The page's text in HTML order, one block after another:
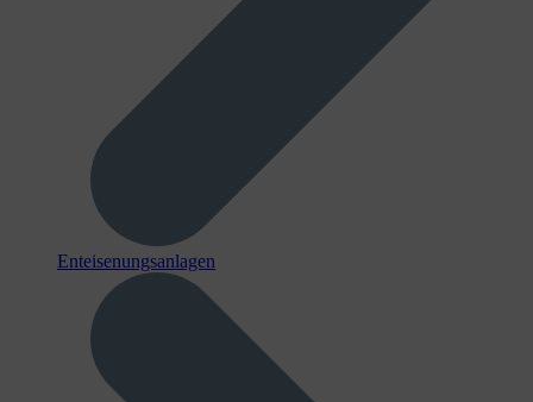
Enteisenungsanlagen